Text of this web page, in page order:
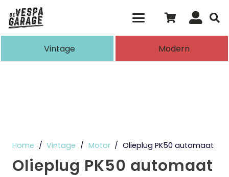
de resultaten voor automatisch
Vintage Modern
Home / Vintage / Motor / Olieplug PK50 automaat
Olieplug PK50 automaat